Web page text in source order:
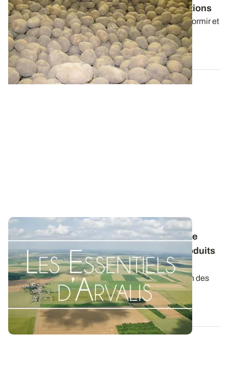
attention particulière aux thermonébulisations
Trois des solutions alternatives au CIPC (Biox M, Dormir et
Argos) sont à appliquer par...
03 DÉC. 2020
Conservation des pommes de terre : quelle
stratégie envisager avec les différents produits
antigerminatifs ?
La gamme de produits pour contrôler la germination des
tubercules au stockage s’est...
04 NOV. 2025